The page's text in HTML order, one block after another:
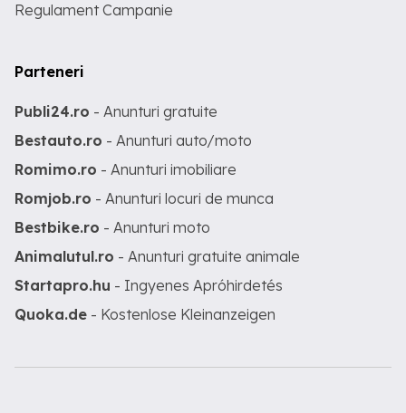
Regulament Campanie
Parteneri
Publi24.ro - Anunturi gratuite
Bestauto.ro - Anunturi auto/moto
Romimo.ro - Anunturi imobiliare
Romjob.ro - Anunturi locuri de munca
Bestbike.ro - Anunturi moto
Animalutul.ro - Anunturi gratuite animale
Startapro.hu - Ingyenes Apróhirdetés
Quoka.de - Kostenlose Kleinanzeigen